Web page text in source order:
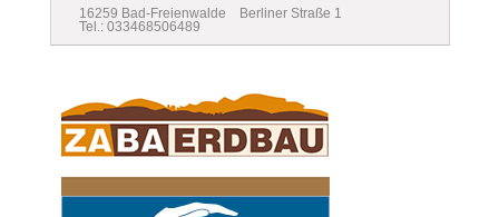
16259 Bad-Freienwalde Berliner Straße 1
Tel.: 033468506489